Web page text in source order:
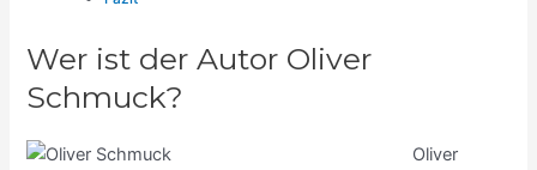
Wer ist der Autor Oliver
Schmuck?
Oliver